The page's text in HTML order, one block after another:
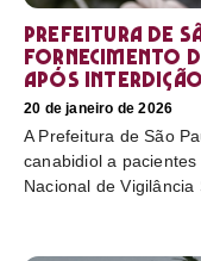
Prefeitura de
fornecimento
após
20 de janeiro de 2026
A Prefeitura de São
canabidiol a
Nacional de